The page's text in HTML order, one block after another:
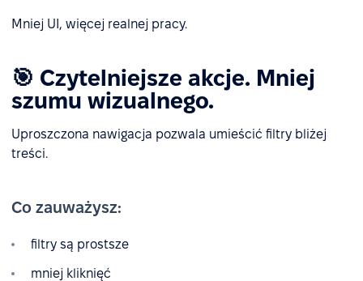
Mniej UI, więcej realnej pracy.
🎯 Czytelniejsze akcje. Mniej
szumu wizualnego.
Uproszczona nawigacja pozwala umieścić filtry bliżej
treści.
Co zauważysz:
filtry są prostsze
mniej kliknięć